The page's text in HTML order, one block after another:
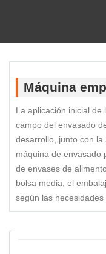
Máquina
La aplicación inicial
campo del envasado
desarrollo, junto con
máquina de envasado
de envases de
bolsa media, el
según las necesidades